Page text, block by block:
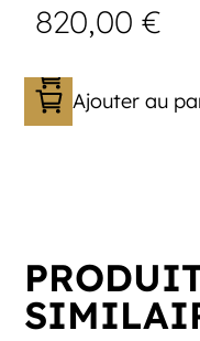
820,00€
Ajouter au